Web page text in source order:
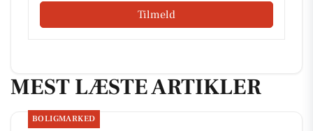
Tilmeld
MEST LÆSTE ARTIKLER
BOLIGMARKED